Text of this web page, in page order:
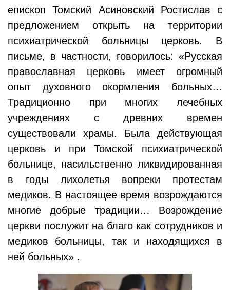
епископ Томский Асиновский Ростислав с
предложением открыть на территории
психиатрической больницы церковь. В
письме, в частности, говорилось: «Русская
православная церковь имеет огромный
опыт духовного окормления больных…
Традиционно при многих лечебных
учреждениях с древних времен
существовали храмы. Была действующая
церковь и при Томской психиатрической
больнице, насильственно ликвидированная
в годы лихолетья вопреки протестам
медиков. В настоящее время возрождаются
многие добрые традиции… Возрождение
церкви послужит на благо как сотрудников и
медиков больницы, так и находящихся в
ней больных» .